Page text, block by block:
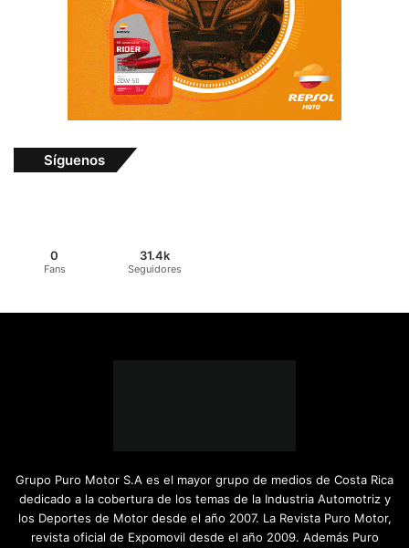
Síguenos
0
Fans
31.4k
Seguidores
Grupo Puro Motor S.A es el mayor grupo de medios de Costa Rica
dedicado a la cobertura de los temas de la Industria Automotriz y
los Deportes de Motor desde el año 2007. La Revista Puro Motor,
revista oficial de Expomovil desde el año 2009. Además Puro